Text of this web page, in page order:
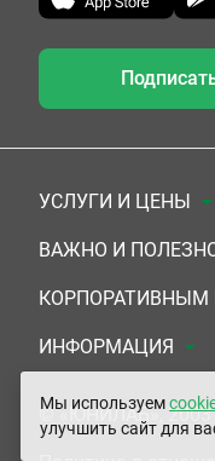
УСЛУГИ И ЦЕНЫ
Анализы
Комплексы
УЗИ
ЭКГ/Холтер/СМАД
Приемы врачей
ВАЖНО И
Документы для
Система скидок
Подарочные
Сертификаты на
КОРПОРАТИВНЫМ
Медицинским
Прочим
ИНФОРМАЦИЯ
О Компании
Контакты
© «ЮНИЛАБ», 2003
Мы используем
улучшить сайт для